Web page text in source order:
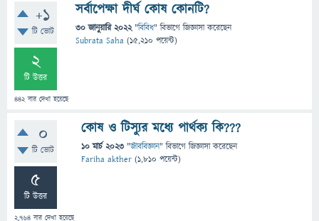
+1
টি ভোট
2
টি উত্তর
442বার দেখা হয়েছে
সর্বাপেক্ষা দীর্ঘ কোষ কোনটি?
30 জানুয়ারি 2022 "বিবিধ" বিভাগে জিজ্ঞাসাকরেছেন
Subrata Saha (15,210 পয়েন্ট)
0
টি ভোট
5
টি উত্তর
2,764 বার দেখা হয়েছে
কোষ ও টিস্যুর মধ্যে পার্থক্য কি???
10 মার্চ 2023 "জীববিজ্ঞান" বিভাগে জিজ্ঞাসাকরেছেন
Fariha akther (1,810 পয়েন্ট)